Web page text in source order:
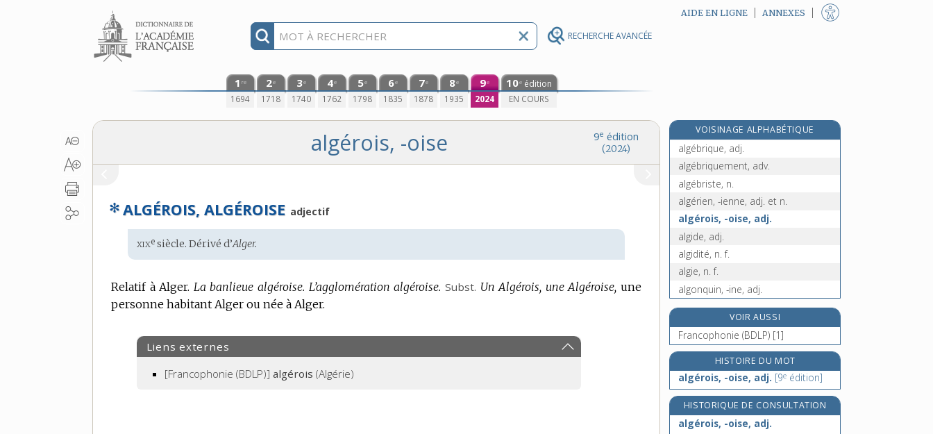
RECHERCHE AVANCÉE
Aller au contenu AIDE EN LIGNE ANNEXES
1 re
1694
2e
1718
3e
1740
4e
1762
5e
1798
6e
1835
7e
1878
8e
1935
9e
2024
10e édition
EN COURS
9e édition
(2024)
algérois, -oise
✻ ALGÉROIS, ALGÉROISE adjectif
Étymologie
:
xixe siècle. Dérivé d’Alger.
Relatif à Alger. La banlieue algéroise. L’agglomération algéroise. Subst. Un Algérois, une Algéroise, une
personne habitant Alger ou née à Alger.
Liens externes
[Francophonie (BDLP)] algérois (Algérie)
VOISINAGE ALPHABÉTIQUE
algèbre, n. f.
algébrique, adj.
algébriquement, adv.
algébriste, n.
algérien, -ienne, adj. et n.
algérois, -oise, adj.
algide, adj.
algidité, n. f.
algie, n. f.
algonquin, -ine, adj.
algorithme, n. m.
algorithmique, adj.
alguazil, n. m.
algue, n. f.
alias, adv.
VOIR AUSSI
Francophonie (BDLP) [1]
HISTOIRE DU MOT
algérois, -oise, adj. [9e édition]
HISTORIQUE DE CONSULTATION
algérois, -oise, adj.